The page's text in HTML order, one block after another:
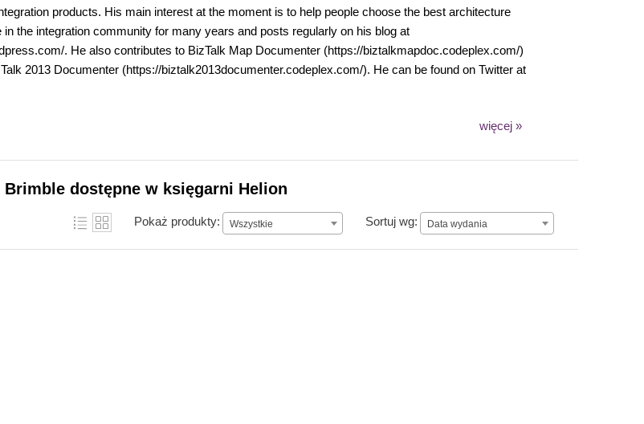
products. His main interest at the moment is to help people choose the best architecture
the integration community for many years and posts regularly on his blog at
. He also contributes to BizTalk Map Documenter (https://biztalkmapdoc.codeplex.com/)
2013 Documenter (https://biztalk2013documenter.codeplex.com/). He can be found on Twitter at
więcej »
Brimble dostępne w księgarni Helion
Pokaż produkty: Wszystkie Sortuj wg: Data wydania
Data wydania